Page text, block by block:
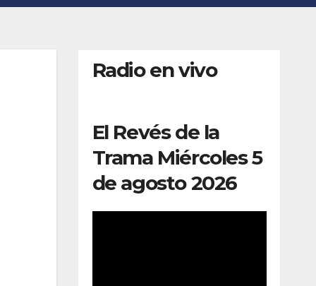
Radio en vivo
El Revés de la
Trama Miércoles 5
de agosto 2026